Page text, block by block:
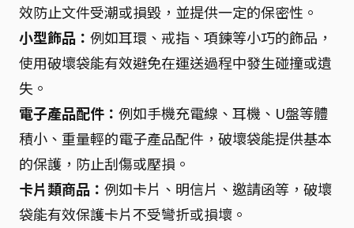
效防止文件受潮或損毀，並提供一定的保密性。
小型飾品： 例如耳環、戒指、項鍊等小巧的飾品，
使用破壞袋能有效避免在運送過程中發生碰撞或遺
失。
電子產品配件： 例如手機充電線、耳機、U盤等體
積小、重量輕的電子產品配件，破壞袋能提供基本
的保護，防止刮傷或壓損。
卡片類商品： 例如卡片、明信片、邀請函等，破壞
袋能有效保護卡片不受彎折或損壞。